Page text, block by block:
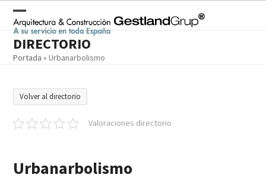
contentOpen
mobile
menu
Close
mobile
menu
DIRECTORIO
Portada »Urbanarbolismo
Volver al directorio
Valoraciones directorio
Urbanarbolismo